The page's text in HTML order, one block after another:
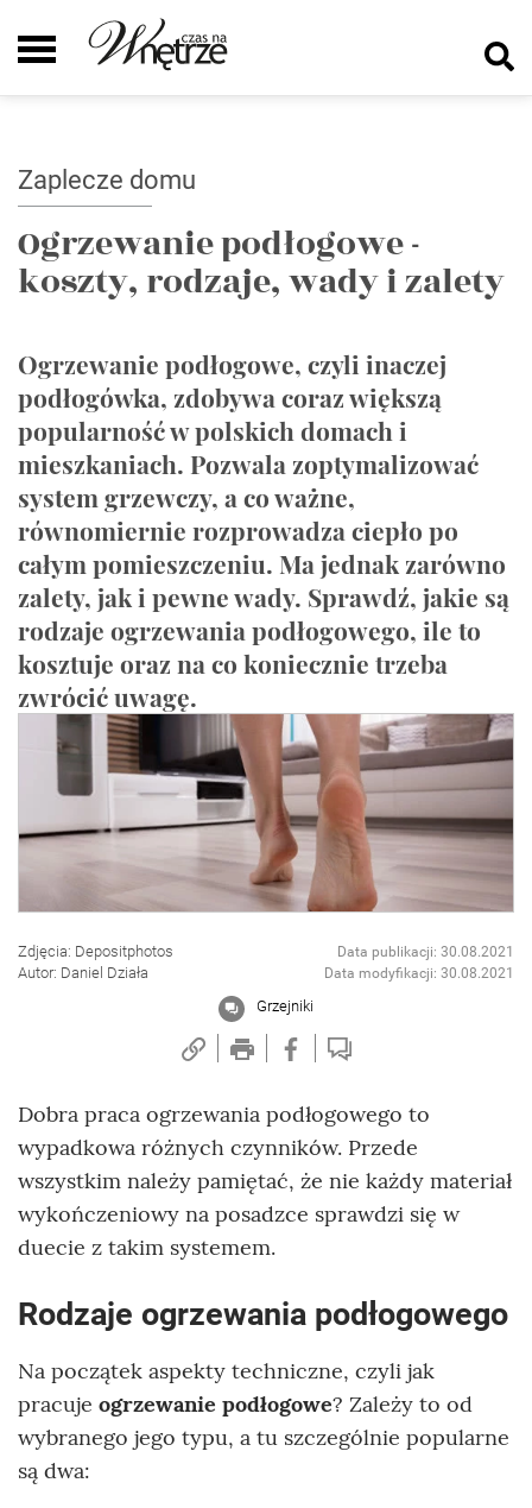
Zaplecze domu
Ogrzewanie podłogowe -
koszty, rodzaje, wady i zalety
Ogrzewanie podłogowe, czyli inaczej
podłogówka, zdobywa coraz większą
popularność w polskich domach i
mieszkaniach. Pozwala zoptymalizować
system grzewczy, a co ważne,
równomiernie rozprowadza ciepło po
całym pomieszczeniu. Ma jednak zarówno
zalety, jak i pewne wady. Sprawdź, jakie są
rodzaje ogrzewania podłogowego, ile to
kosztuje oraz na co koniecznie trzeba
zwrócić uwagę.
Zdjęcia: Depositphotos
Autor: Daniel Działa
Data publikacji: 30.08.2021
Data modyfikacji: 30.08.2021
Grzejniki
Dobra praca ogrzewania podłogowego to
wypadkowa różnych czynników. Przede
wszystkim należy pamiętać, że nie każdy materiał
wykończeniowy na posadzce sprawdzi się w
duecie z takim systemem.
Rodzaje ogrzewania podłogowego
Na początek aspekty techniczne, czyli jak
pracuje ogrzewanie podłogowe? Zależy to od
wybranego jego typu, a tu szczególnie popularne
są dwa: